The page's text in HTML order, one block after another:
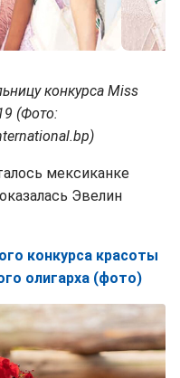
конкурса Miss
(Фото:
мексиканке
Эвелин
конкурса красоты
олигарха (фото)